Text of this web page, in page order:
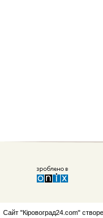
Сайт "Кіровоград24.com"